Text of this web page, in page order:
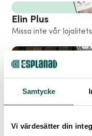
Samtycke
Vi värdesätter din
Elin Plus
Missa inte vår
Starkt 2025 för
2025 blev ett
Under året nådde
Tidigare event